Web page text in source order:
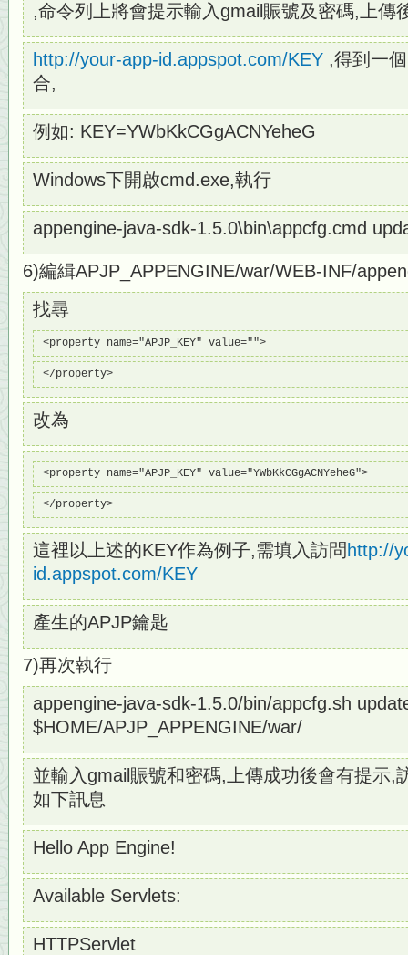
,命令列上將會提示輸入gmail賑號及密碼,上傳
http://your-app-id.appspot.com/KEY ,得到一
合,
例如: KEY=YWbKkCGgACNYeheG
Windows下開啟cmd.exe,執行
appengine-java-sdk-1.5.0\bin\appcfg.cmd
6)編緝APJP_APPENGINE/war/WEB-INF/
找尋
<property name="APJP_KEY" value="">
</property>
改為
<property name="APJP_KEY" value="YWbKkCGgACNYeheG">
</property>
這裡以上述的KEY作為例子,需填入訪問 http://
id.appspot.com/KEY
產生的APJP鑰匙
7)再次執行
appengine-java-sdk-1.5.0/bin/appcfg.sh
$HOME/APJP_APPENGINE/war/
並輸入gmail賑號和密碼,上傳成功後會有提示,
如下訊息
Hello App Engine!
Available Servlets:
HTTPServlet